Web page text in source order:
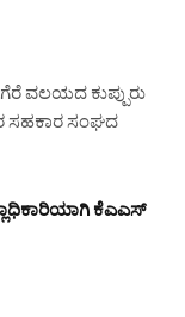
ವಲಯದ ಕುಪ್ಪುರು
ಸಹಕಾರ ಸಂಘದ
ಕೆಎಎಸ್